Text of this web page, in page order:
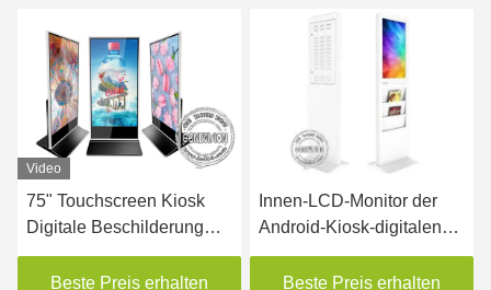
Video
75" Touchscreen Kiosk
Digitale Beschilderung
Boden stehende
Werbeausrüstung
Beste Preis erhalten
Innen-LCD-Monitor der
Android-Kiosk-digitalen
Beschilderung, der 22 Zoll
mit Zeitungs-Regal
Beste Preis erhalten